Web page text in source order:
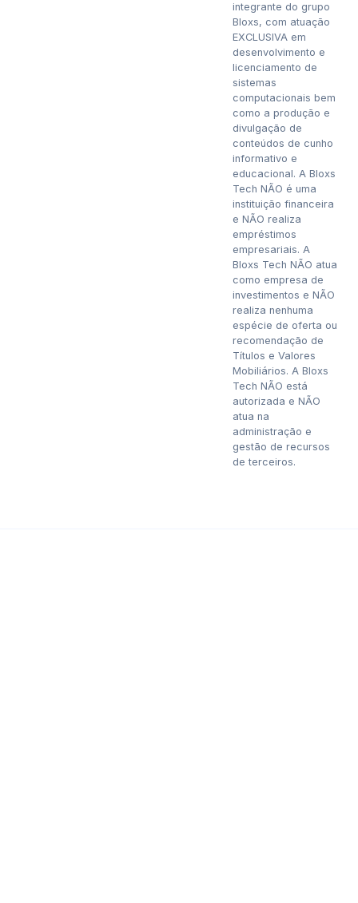
integrante do grupo
Bloxs, com atuação
EXCLUSIVA em
desenvolvimento e
licenciamento de
sistemas
computacionais bem
como a produção e
divulgação de
conteúdos de cunho
informativo e
educacional. A Bloxs
Tech NÃO é uma
instituição financeira
e NÃO realiza
empréstimos
empresariais. A
Bloxs Tech NÃO atua
como empresa de
investimentos e NÃO
realiza nenhuma
espécie de oferta ou
recomendação de
Títulos e Valores
Mobiliários. A Bloxs
Tech NÃO está
autorizada e NÃO
atua na
administração e
gestão de recursos
de terceiros.